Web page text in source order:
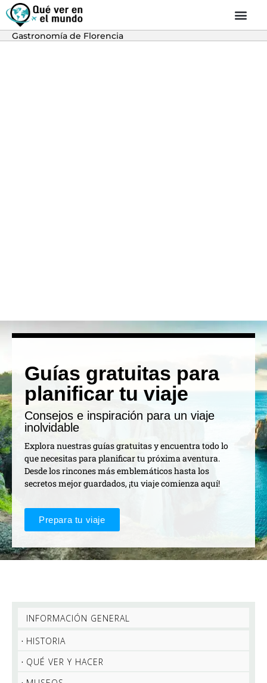
Gastronomía de Florencia
Guías gratuitas para
planificar tu viaje
Consejos e inspiración para un viaje
inolvidable
Explora nuestras guías gratuitas y encuentra todo lo
que necesitas para planificar tu próxima aventura.
Desde los rincones más emblemáticos hasta los
secretos mejor guardados, ¡tu viaje comienza aquí!
Prepara tu viaje
INFORMACIÓN GENERAL
HISTORIA
QUÉ VER Y HACER